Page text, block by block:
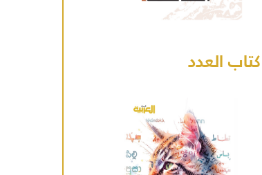
كتاب العدد